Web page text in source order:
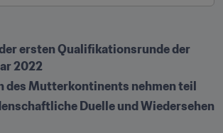
ersten Qualifikationsrunde der
2022
des Mutterkontinents nehmen teil
Duelle und Wiedersehen